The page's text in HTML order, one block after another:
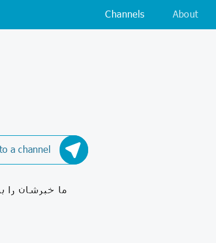
Channels About
a channel
ما خبرشان را